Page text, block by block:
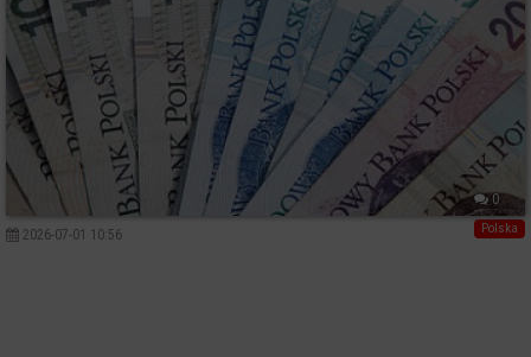
0
Polska
2026-07-01 10:56